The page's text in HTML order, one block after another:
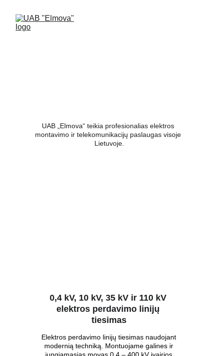
UAB „Elmova“ teikia profesionalias elektros
montavimo ir telekomunikacijų paslaugas visoje
Lietuvoje.
0,4 kV, 10 kV, 35 kV ir 110 kV
elektros perdavimo linijų
tiesimas
Elektros perdavimo linijų tiesimas naudojant
modernią techniką. Montuojame galines ir